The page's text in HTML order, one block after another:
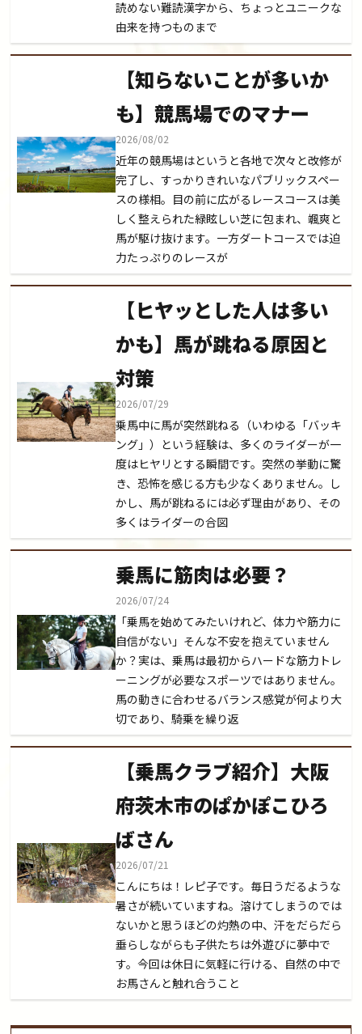
読めない難読漢字から、ちょっとユニークな
由来を持つものまで
【知らないことが多いか
も】競馬場でのマナー
2026/08/02
近年の競馬場はというと各地で次々と改修が
完了し、すっかりきれいなパブリックスペー
スの様相。目の前に広がるレースコースは美
しく整えられた緑眩しい芝に包まれ、颯爽と
馬が駆け抜けます。一方ダートコースでは迫
力たっぷりのレースが
【ヒヤッとした人は多い
かも】馬が跳ねる原因と
対策
2026/07/29
乗馬中に馬が突然跳ねる（いわゆる「バッキ
ング」）という経験は、多くのライダーが一
度はヒヤリとする瞬間です。突然の挙動に驚
き、恐怖を感じる方も少なくありません。し
かし、馬が跳ねるには必ず理由があり、その
多くはライダーの合図
乗馬に筋肉は必要？
2026/07/24
「乗馬を始めてみたいけれど、体力や筋力に
自信がない」そんな不安を抱えていません
か？実は、乗馬は最初からハードな筋力トレ
ーニングが必要なスポーツではありません。
馬の動きに合わせるバランス感覚が何より大
切であり、騎乗を繰り返
【乗馬クラブ紹介】大阪
府茨木市のぱかぽこひろ
ばさん
2026/07/21
こんにちは！レピ子です。毎日うだるような
暑さが続いていますね。溶けてしまうのでは
ないかと思うほどの灼熱の中、汗をだらだら
垂らしながらも子供たちは外遊びに夢中で
す。今回は休日に気軽に行ける、自然の中で
お馬さんと触れ合うこと